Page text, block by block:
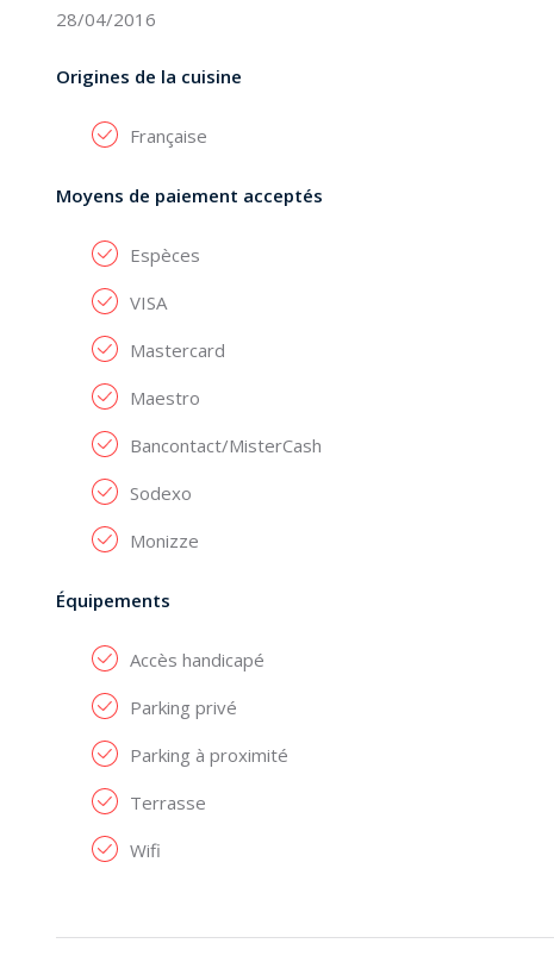
28/04/2016
Origines de la cuisine
Française
Moyens de paiement acceptés
Espèces
VISA
Mastercard
Maestro
Bancontact/MisterCash
Sodexo
Monizze
Équipements
Accès handicapé
Parking privé
Parking à proximité
Terrasse
Wifi